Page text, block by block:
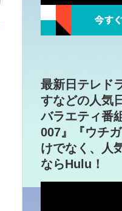
最新日テレド
すなどの人気
バラエティ番
007』『ウチ
けでなく、人
ならHulu！